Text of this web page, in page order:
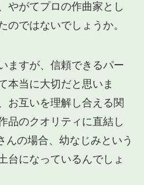
やがてプロの作曲家とし
のではないでしょうか。
ますが、信頼できるパー
本当に大切だと思いま
お互いを理解し合える関
品のクオリティに直結し
んの場合、幼なじみという
台になっているんでしょ